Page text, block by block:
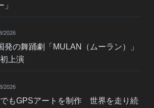
」
2026
発の舞踊劇「MULAN（ムーラン）」
上演
2026
もGPSアートを制作 世界を走り続